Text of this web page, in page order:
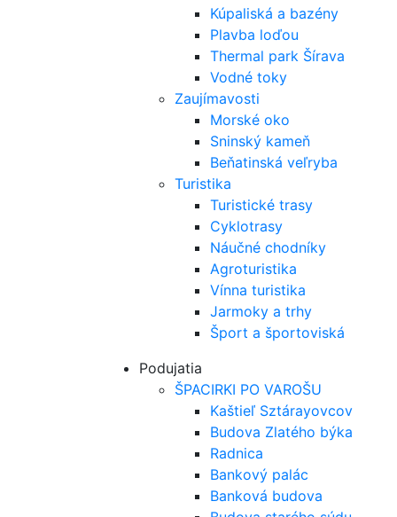
Kúpaliská a bazény
Plavba loďou
Thermal park Šírava
Vodné toky
Zaujímavosti
Morské oko
Sninský kameň
Beňatinská veľryba
Turistika
Turistické trasy
Cyklotrasy
Náučné chodníky
Agroturistika
Vínna turistika
Jarmoky a trhy
Šport a športoviská
Podujatia
ŠPACIRKI PO VAROŠU
Kaštieľ Sztárayovcov
Budova Zlatého býka
Radnica
Bankový palác
Banková budova